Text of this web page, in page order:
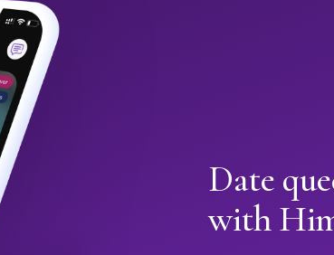
Date
with